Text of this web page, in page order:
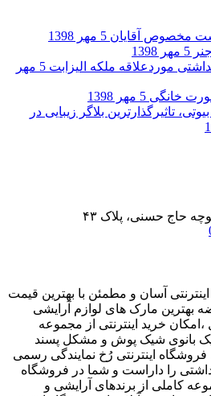
مخصوص آقایان 5 مهر 1398
5 مهر 1398
موردعلاقه ملکه الیزابت
5 مهر
خانگی 5 مهر 1398
تاثیرگذارترین بلاگر زیبایی در
حاج حسنی، پلاک ۴۳
آسان و مطمئن با بهترین قیمت
بهترین مارک های لوازم آرایشی
خرید اینترنتی از مجموعه
یک بانوی شیک پوش و مشکل پسند
فروشگاه اینترنتی رُخ نمایندگی رسمی
را داراست و شما در فروشگاه
کاملی از برندهای آرایشی و